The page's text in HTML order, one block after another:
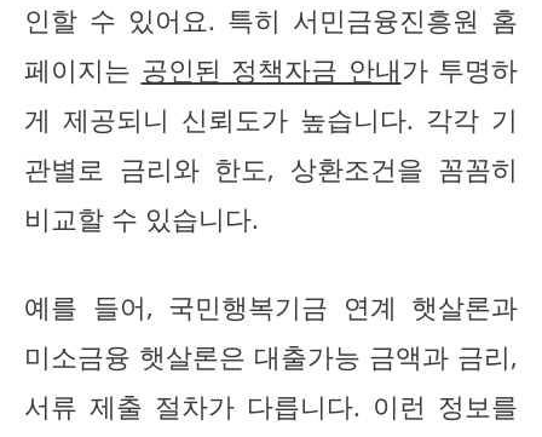
인할 수 있어요. 특히 서민금융진흥원 홈
페이지는 공인된 정책자금 안내가 투명하
게 제공되니 신뢰도가 높습니다. 각각 기
관별로 금리와 한도, 상환조건을 꼼꼼히
비교할 수 있습니다.
예를 들어, 국민행복기금 연계 햇살론과
미소금융 햇살론은 대출가능 금액과 금리,
서류 제출 절차가 다릅니다. 이런 정보를